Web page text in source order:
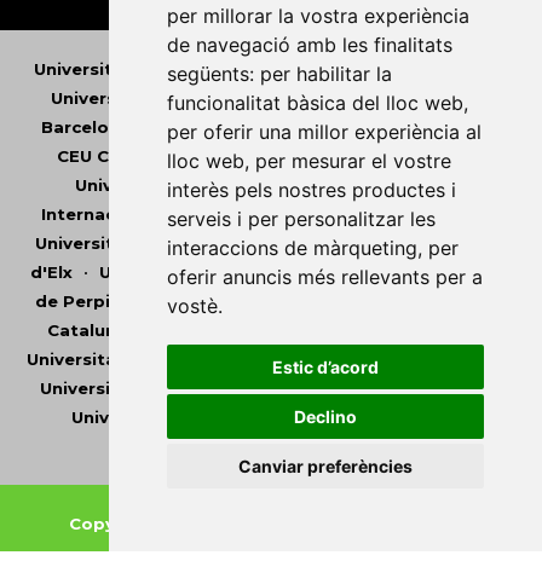
per millorar la vostra experiència
de navegació amb les finalitats
següents: per habilitar la
funcionalitat bàsica del lloc web,
per oferir una millor experiència al
lloc web, per mesurar el vostre
interès pels nostres productes i
serveis i per personalitzar les
interaccions de màrqueting, per
oferir anuncis més rellevants per a
vostè.
Estic d’acord
Declino
Canviar preferències
Universitat Abat Oliba CEU•Universitat d'Alacant
Universitat d'Andorra•Universitat Autònoma de
Barcelona
Universitat de Barcelona•Universitat
CEU Cardenal Herrera
•Universitat de Girona
Universitat de les Illes Balears•Universitat
Internacional de Catalunya •Universitat Jaume I
Universitat de Lleida•Universitat Miguel Hernández
d'Elx• Universitat Oberta de Catalunya•Universitat
de Perpinyà Via Domitia
Catalunya
Universitat Pompeu Fabra
• Universitat Ramon Llull
Universitat Rovira i Virgili•Universitat de Sàsser•
Universitat de València
•Universitat de Vic -
Universitat Central de Catalunya
Copyright © 2026